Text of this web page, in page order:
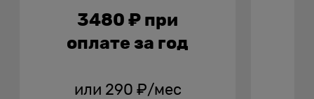
3480 ₽ при
оплате за год
или 290 ₽/мес